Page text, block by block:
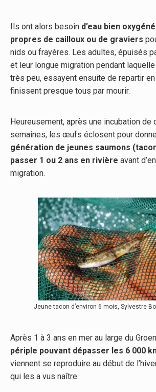
Ils ont alors besoin d’eau bien
propres de cailloux ou de graviers
nids ou frayères. Les adultes, épuisés
et leur longue migration pendant
très peu, essayent ensuite de repartir
finissent presque tous par mourir.
Heureusement, après une incubation de
semaines, les œufs éclosent pour
génération de jeunes saumons
passer 1 ou 2 ans en rivière avant
migration.
Jeune tacon d’environ 6 mois, Sylvestre
Après 1 à 3 ans en mer au large du
périple pouvant dépasser les 6 000
viennent se reproduire au début de
qui les a vus naître.